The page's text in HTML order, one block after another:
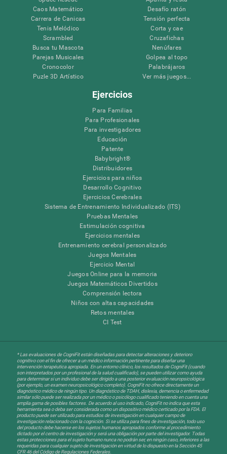
Caos Matemático
Carrera de Canicas
Tenis Melódico
Scrambled
Busca tu Mascota
Parejas Musicales
Cronocolor
Puzle 3D Artístico
Desafío ratón
Tensión perfecta
Corta y cae
Cruzafichas
Nenúfares
Golpea al topo
Palabrájaros
Ver más juegos...
Ejercicios
Para Familias
Para Profesionales
Para investigadores
Educación
Patente
Babybright®
Distribuidores
Ejercicios para niños
Desarrollo Cognitivo
Ejercicios Cerebrales
Sistema de Entrenamiento Individualizado (ITS)
Pruebas Mentales
Estimulación cognitiva
Ejercicios mentales
Entrenamiento cerebral personalizado
Juegos Mentales
Ejercicio Mental
Juegos Online para la memoria
Juegos Matemáticos Divertidos
Comprensión lectora
Niños con altas capacidades
Retos mentales
CI Test
* Las evaluaciones de CogniFit están diseñadas para detectar alteraciones y deterioro
cognitivo con el fin de ofrecer a un médico información pertinente para diseñar una
intervención terapéutica apropiada. En un entorno clínico, los resultados de CogniFit (cuando
son interpretados por un profesional de la salud cualificado), se pueden utilizar como ayuda
para determinar si un individuo debe ser dirigido a una posterior evaluación neuropsicológica
(por ejemplo, un examen neuropsicológico completo). CogniFit no ofrece directamente un
diagnóstico médico de ningún tipo. Un diagnóstico de TDAH, dislexia, demencia o enfermedad
similar sólo puede ser realizada por un médico o psicólogo cualificado teniendo en cuenta una
amplia gama de posibles factores. De acuerdo al uso indicado, CogniFit no indica que esta
herramienta sea o deba ser considerada como un dispositivo médico certicado por la FDA. El
producto puede ser utilizado para estudios de investigación en cualquier campo de
investigación relacionado con la cognición. Si se utiliza para fines de investigación, todo uso
del producto debe hacerse en los sujetos humanos apropiados conforme al procedimiento
dictado por el centro de investigación y será una obligación por parte del investigador. Todas
estas protecciones para el sujeto humano nunca no podrán ser, en ningún caso, inferiores a las
requeridas para cualquier sujeto de investigación en virtud de lo dispuesto en la Sección 45
CFR 46 del Código de Regulaciones Federales.